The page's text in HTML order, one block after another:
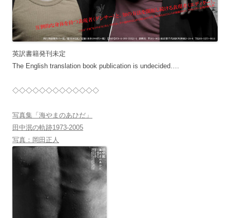
英訳書籍発刊未定
The English translation book publication is undecided….
◇◇◇◇◇◇◇◇◇◇◇◇◇
写真集「海やまのあひだ」
田中泯の軌跡1973-2005
写真：岡田正人